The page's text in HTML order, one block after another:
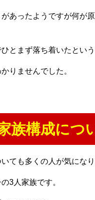
あったようですが何が
とまず落ち着いたとい
りませんでした。
族構成につ
ても多くの人が気になり
3人家族です。